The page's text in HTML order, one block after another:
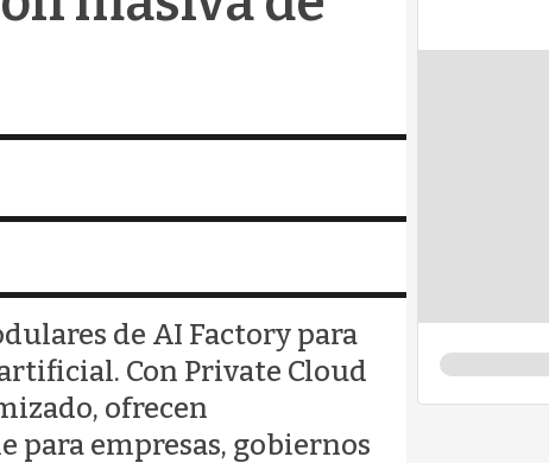
de AI Factory para
Con Private Cloud
ofrecen
para empresas, gobiernos